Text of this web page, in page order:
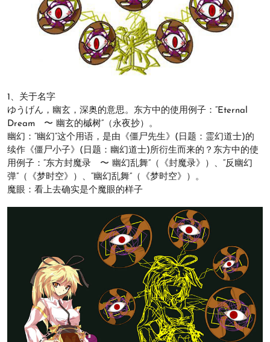
1、关于名字
ゆうげん，幽玄，深奥的意思。东方中的使用例子：“Eternal
Dream 〜 幽玄的槭树”（永夜抄）。
幽幻：“幽幻”这个用语，是由《僵尸先生》(日题：霊幻道士)的
续作《僵尸小子》(日题：幽幻道士)所衍生而来的？东方中的使
用例子：“东方封魔录 〜 幽幻乱舞”（《封魔录》）、“反幽幻
弹”（《梦时空》）、“幽幻乱舞”（《梦时空》）。
魔眼：看上去确实是个魔眼的样子